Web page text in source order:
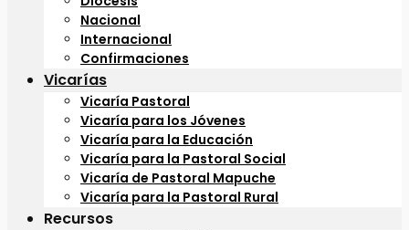
Nacional
Internacional
Confirmaciones
Vicarías
Vicaría Pastoral
Vicaría para los Jóvenes
Vicaría para la Educación
Vicaría para la Pastoral Social
Vicaría de Pastoral Mapuche
Vicaría para la Pastoral Rural
Recursos